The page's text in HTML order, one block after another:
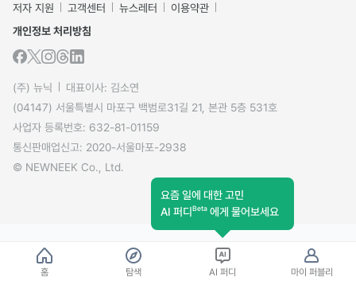
저자 지원 고객센터 뉴스레터
이용약관
개인정보 처리방침
(주) 뉴닉
대표이사: 김소연
(04147) 서울특별시 마포구 백범로31길 21, 본관 5층 531호
사업자 등록번호: 632-81-01159
통신판매업신고: 2020-서울마포-2938
© NEWNEEK Co., Ltd.
홈 탐색
요즘 일에 대한 고민
AI 퍼디Beta 에게 물어보세요
AI 퍼디 마이 퍼블리